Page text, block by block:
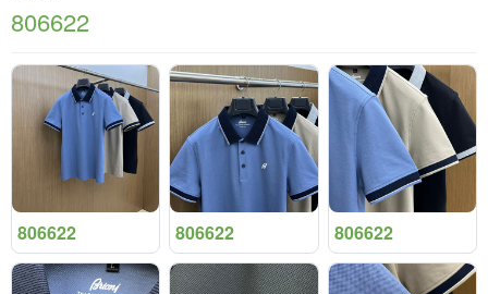
806622
806622 806622 806622